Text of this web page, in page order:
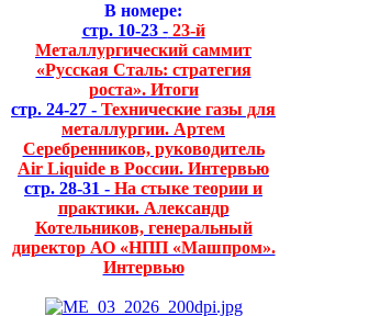
В номере:
стр. 10-23 -23-й
Металлургический саммит
«Русская Сталь: стратегия
роста». Итоги
стр. 24-27 - Технические газы для
металлургии. Артем
Серебренников, руководитель
Air Liquide в России. Интервью
стр. 28-31 - На стыке теории и
практики. Александр
Котельников, генеральный
директор АО «НПП «Машпром».
Интервью